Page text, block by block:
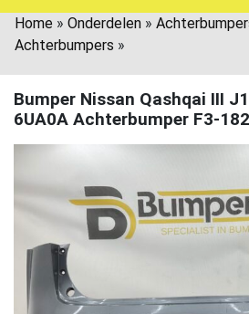
Home » Onderdelen »
Achterbumpers »
Bumper Nissan Qashqai III
6UA0A Achterbumper F3-